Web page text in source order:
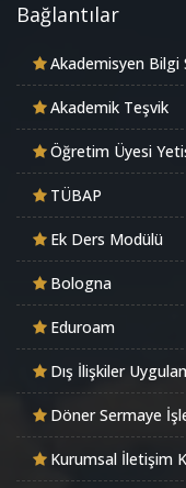
Bağlantılar
Akademisyen Bilgi
Akademik Teşvik
Öğretim Üyesi
TÜBAP
Ek Ders Modülü
Bologna
Eduroam
Dış İlişkiler
Döner Sermaye
Kurumsal İletişim